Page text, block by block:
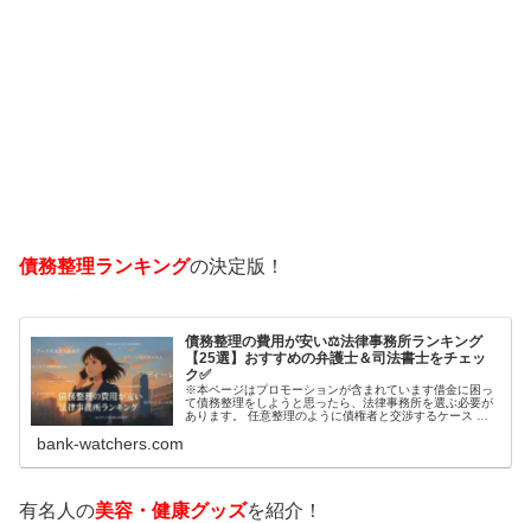
債務整理ランキングの決定版！
債務整理の費用が安い⚖️法律事務所ランキング
【25選】おすすめの弁護士＆司法書士をチェッ
ク✅
※本ページはプロモーションが含まれています借金に困っ
て債務整理をしようと思ったら、法律事務所を選ぶ必要が
あります。 任意整理のように債権者と交渉するケース 自
bank-watchers.com
有名人の美容・健康グッズを紹介！